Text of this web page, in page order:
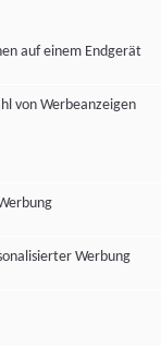
zur
auf einem Endgerät
von Werbeanzeigen
Werbung